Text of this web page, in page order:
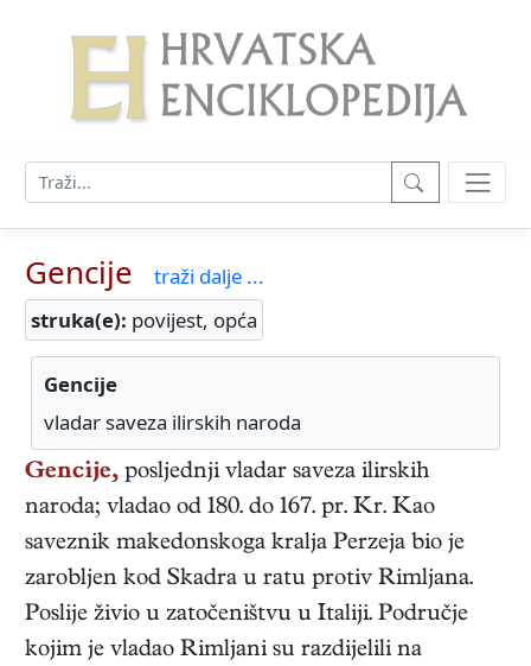
Gencije
traži dalje ...
struka(e): povijest, opća
Gencije
vladar saveza ilirskih naroda
Gencije, posljednji vladar saveza ilirskih
naroda; vladao od 180. do 167. pr. Kr. Kao
saveznik makedonskoga kralja Perzeja bio je
zarobljen kod Skadra u ratu protiv Rimljana.
Poslije živio u zatočeništvu u Italiji. Područje
kojim je vladao Rimljani su razdijelili na